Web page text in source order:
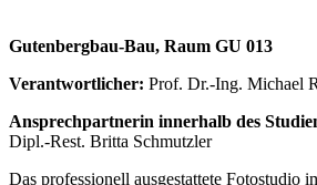
Gutenbergbau-Bau, Raum GU 013
Verantwortlicher: Prof. Dr.-Ing. Michael
Ansprechpartnerin innerhalb des
Dipl.-Rest. Britta Schmutzler
Das professionell ausgestattete Fotostudio